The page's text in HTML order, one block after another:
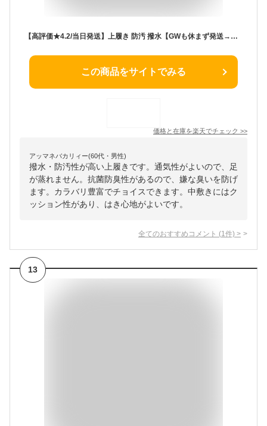
【高評価★4.2/当日発送】上履き 防汚 撥水【GWも休まず発送→最短翌日お届け】布製 上靴 キャンバス 小学生 子供 女の子 男の子 幼稚園 保育園 小学校 中学生 抗菌防臭 防水 入学 キッズ ネイビー ミント パープル ピンク 送料無料 FW625306
この商品をサイトでみる
価格と在庫を楽天でチェック >>
アッマネバカリィー(60代・男性)
撥水・防汚性が高い上履きです。通気性がよいので、足
が蒸れません。抗菌防臭性があるので、嫌な臭いを防げ
ます。カラバリ豊富でチョイスできます。中敷きにはク
ッション性があり、はき心地がよいです。
全てのおすすめコメント (1 件) >
13